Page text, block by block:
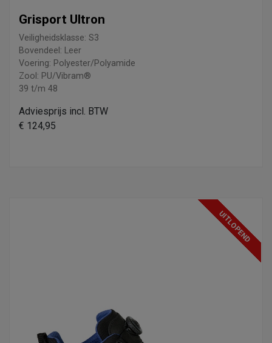
Grisport Ultron
Veiligheidsklasse: S3
Bovendeel: Leer
Voering: Polyester/Polyamide
Zool: PU/Vibram®
39 t/m 48
Adviesprijs incl. BTW
€ 124,95
UITLOPEND